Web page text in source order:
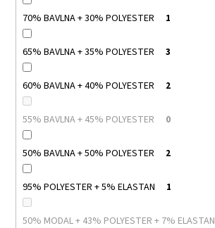
70% BAVLNA + 30% POLYESTER 1
65% BAVLNA + 35% POLYESTER 3
60% BAVLNA + 40% POLYESTER 2
55% BAVLNA + 45% POLYESTER 0
50% BAVLNA + 50% POLYESTER 2
95% POLYESTER + 5% ELASTAN 1
50% MODAL + 43% POLYESTER + 7% ELASTAN